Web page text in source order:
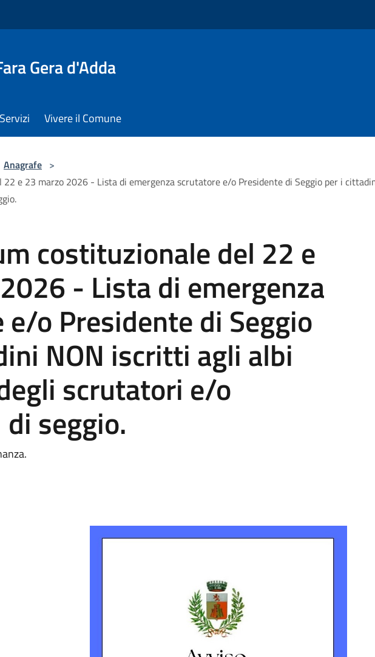
Gera d'Adda
Servizi Vivere il Comune
Anagrafe >
e 23 marzo 2026 - Lista di emergenza scrutatore e/o Presidente di Seggio per i
costituzionale del 22 e
- Lista di emergenza
o Presidente di Seggio
NON iscritti agli albi
scrutatori e/o
seggio.